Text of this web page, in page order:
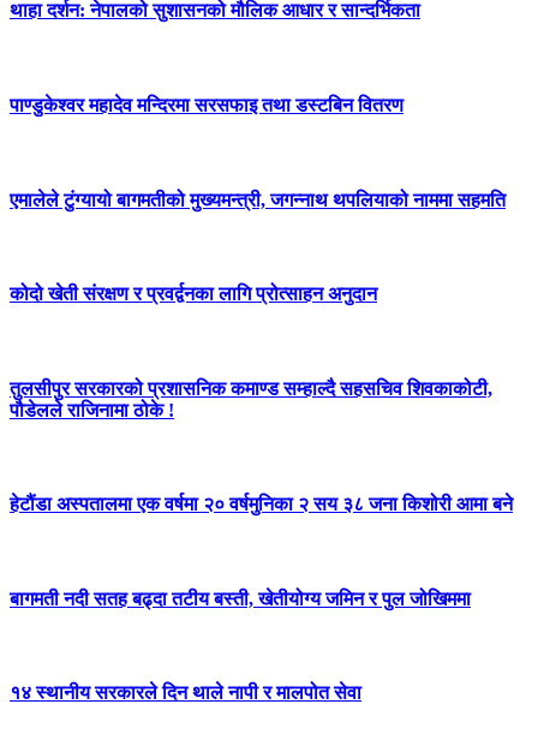
थाहा दर्शन: नेपालको सुशासनको मौलिक आधार र सान्दर्भिकता
पाण्डुकेश्वर महादेव मन्दिरमा सरसफाइ तथा डस्टबिन वितरण
एमालेले टुंग्यायो बागमतीको मुख्यमन्त्री, जगन्नाथ थपलियाको नाममा सहमति
कोदो खेती संरक्षण र प्रवर्द्वनका लागि प्रोत्साहन अनुदान
तुलसीपुर सरकारको प्रशासनिक कमाण्ड सम्हाल्दै सहसचिव शिवकाकोटी,
पौडेलले राजिनामा ठोके !
हेटौंडा अस्पतालमा एक वर्षमा २० वर्षमुनिका २ सय ३८ जना किशोरी आमा बने
बागमती नदी सतह बढ्दा तटीय बस्ती, खेतीयोग्य जमिन र पुल जोखिममा
१४ स्थानीय सरकारले दिन थाले नापी र मालपोत सेवा